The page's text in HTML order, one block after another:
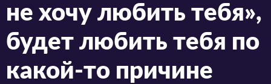
не хочу любить тебя»,
будет любить тебя по
какой-то причине